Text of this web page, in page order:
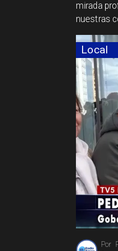
Local
Por
mirada
nuestras